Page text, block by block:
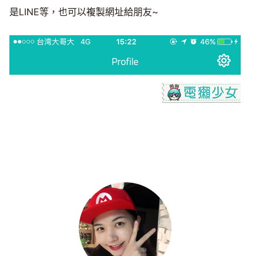
是LINE等，也可以複製網址給朋友~